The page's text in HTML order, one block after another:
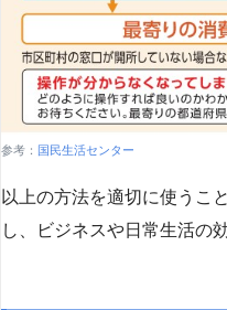
参考： 国民生活センター
以上の方法を適切に使うこ
し、ビジネスや日常生活の